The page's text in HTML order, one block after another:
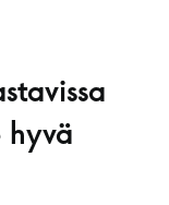
hyvä